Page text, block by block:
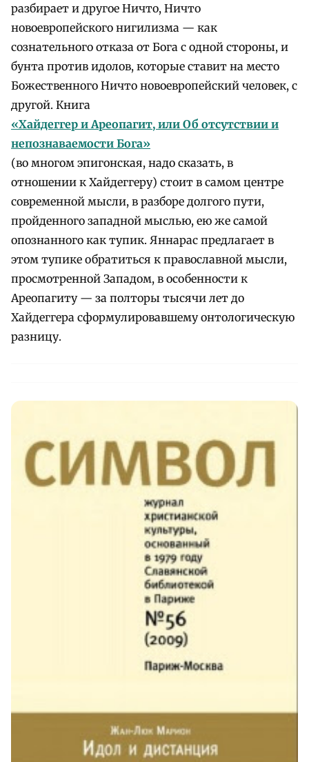
разбирает и другое Ничто, Ничто
новоевропейского нигилизма — как
сознательного отказа от Бога с одной стороны, и
бунта против идолов, которые ставит на место
Божественного Ничто новоевропейский человек, с
другой. Книга
«Хайдеггер и Ареопагит, или Об отсутствии и
непознаваемости Бога»
(во многом эпигонская, надо сказать, в
отношении к Хайдеггеру) стоит в самом центре
современной мысли, в разборе долгого пути,
пройденного западной мыслью, ею же самой
опознанного как тупик. Яннарас предлагает в
этом тупике обратиться к православной мысли,
просмотренной Западом, в особенности к
Ареопагиту — за полторы тысячи лет до
Хайдеггера сформулировавшему онтологическую
разницу.